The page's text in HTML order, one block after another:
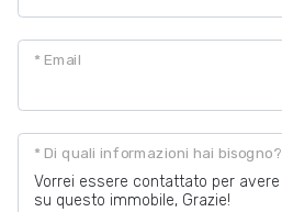
* Email
* Di quali informazioni hai bisogno?
Altre
-
multiscelta
Giardino